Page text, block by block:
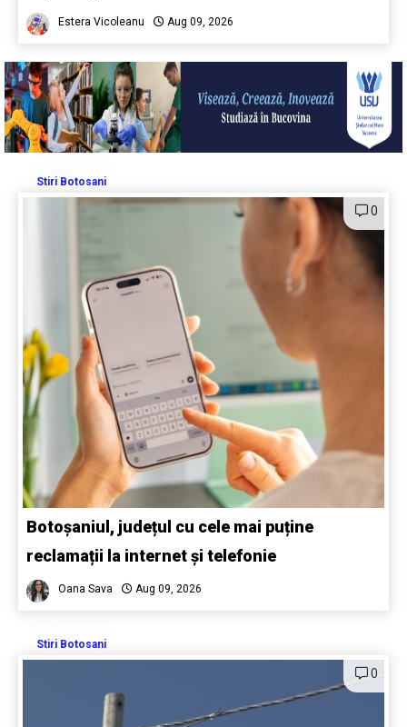
Estera Vicoleanu Aug 09, 2026
Stiri Botosani
0
Botoșaniul, județul cu cele mai puține
reclamații la internet și telefonie
Oana Sava Aug 09, 2026
Stiri Botosani
0